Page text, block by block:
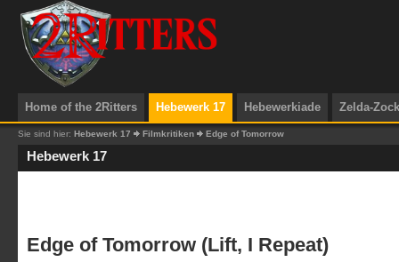
Home of the 2Ritters Hebewerk 17 Hebewerkiade Zelda-
Sie sind hier: Hebewerk 17 Filmkritiken Edge of Tomorrow
Hebewerk 17
Edge of Tomorrow (Lift, I Repeat)